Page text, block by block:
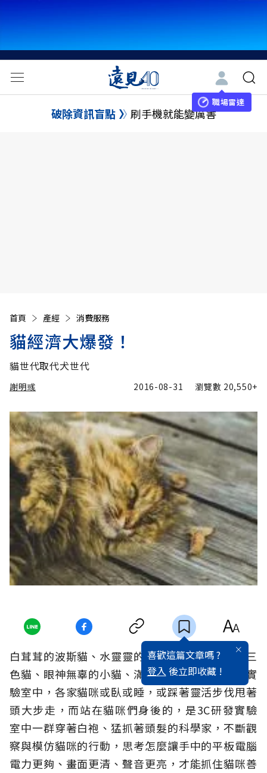
職場雷達
破除資訊盲點 刷手機就能變厲害
首頁 產經 消費服務
貓經濟大爆發！
貓世代取代犬世代
謝明彧 2016-08-31 瀏覽數 20,550+
喜歡這篇文章嗎 ?
登入 後立即收藏 !
白茸茸的波斯貓、水靈靈的折耳貓、身形靈活的三
色貓、眼神無辜的小貓、滿臉高傲的賓士貓⋯⋯實
驗室中，各家貓咪或臥或睡，或踩著靈活步伐甩著
頭大步走，而站在貓咪們身後的，是3C研發實驗
室中一群穿著白袍、猛抓著頭髮的科學家，不斷觀
察與模仿貓咪的行動，思考怎麼讓手中的平板電腦
電力更夠、畫面更清、聲音更亮，才能抓住貓咪善